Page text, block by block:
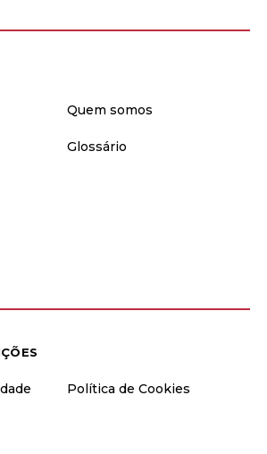
Quem somos
Glossário
Política de Cookies